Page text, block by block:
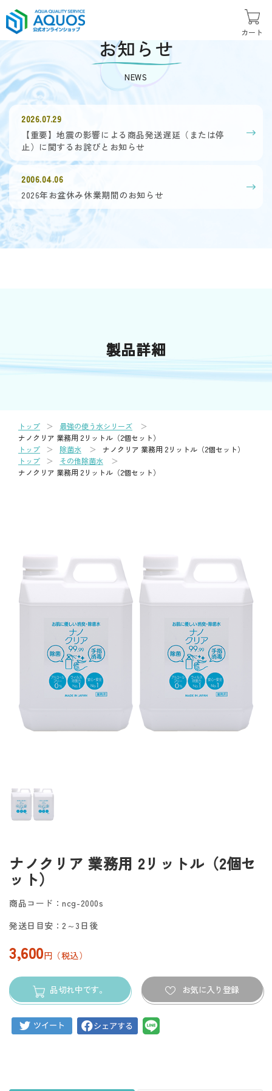
カート
お知らせ
NEWS
2026.07.29
【重要】地震の影響による商品発送遅延（または停
止）に関するお詫びとお知らせ
2006.04.06
2026年お盆休み休業期間のお知らせ
製品詳細
トップ
最強の使う水シリーズ
ナノクリア 業務用 2リットル（2個セット）
トップ
除菌水
ナノクリア 業務用 2リットル（2個セット）
トップ
その他除菌水
ナノクリア 業務用 2リットル（2個セット）
ナノクリア 業務用 2リットル（2個セ
ット）
商品コード：ncg-2000s
発送日目安：2～3日後
3,600円（税込）
品切れ中です。 お気に入り登録